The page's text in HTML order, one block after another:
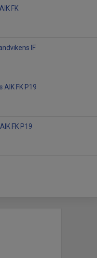
FK
IF
AIK FK P19
FK P19